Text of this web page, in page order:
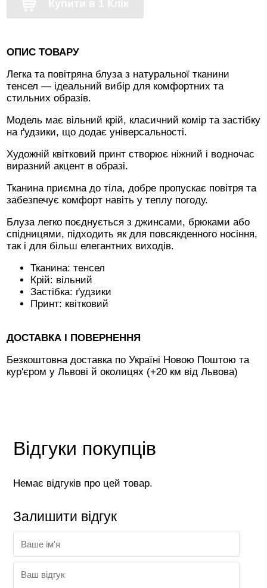
Купити в 1 Клік
ОПИС ТОВАРУ
Легка та повітряна блуза з натуральної тканини
тенсел — ідеальний вибір для комфортних та
стильних образів.
Модель має вільний крій, класичний комір та застібку
на ґудзики, що додає універсальності.
Художній квітковий принт створює ніжний і водночас
виразний акцент в образі.
Тканина приємна до тіла, добре пропускає повітря та
забезпечує комфорт навіть у теплу погоду.
Блуза легко поєднується з джинсами, брюками або
спідницями, підходить як для повсякденного носіння,
так і для більш елегантних виходів.
Тканина: тенсел
Крій: вільний
Застібка: ґудзики
Принт: квітковий
ДОСТАВКА І ПОВЕРНЕННЯ
Безкоштовна доставка по Україні Новою Поштою та
кур'єром у Львові й околицях (+20 км від Львова)
Відгуки покупців
Немає відгуків про цей товар.
Залишити відгук